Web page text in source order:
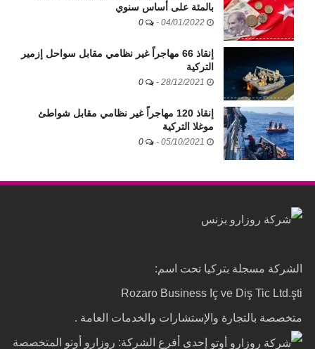
بالمئة على أساس سنوي
-
إنقاذ 66 مهاجراً غير نظامي مقابل سواحل إزمير
التركية
-
إنقاذ 120 مهاجراً غير نظامي مقابل شواطئ
موغلا التركية
-
الشركة مسجلة بتركيا تحت اسم:
Rozaro Business Iç ve Diş Tic Ltd.şti
متخصصة بالتجارة والإستشارات والخدمات العامة .
إحدى أفرع الشركة: روزارو أوتو المتخصصة